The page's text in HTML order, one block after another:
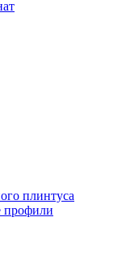
плинтуса
профили